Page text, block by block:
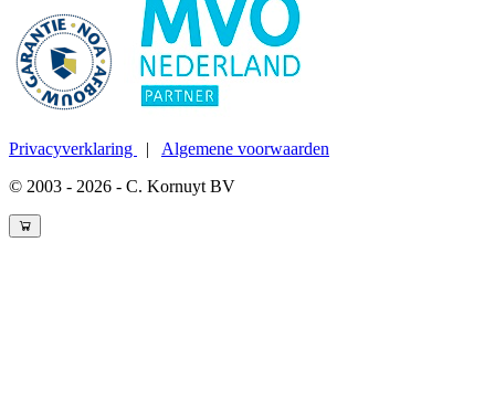
Privacyverklaring | Algemene voorwaarden
© 2003 - 2026 - C. Kornuyt BV